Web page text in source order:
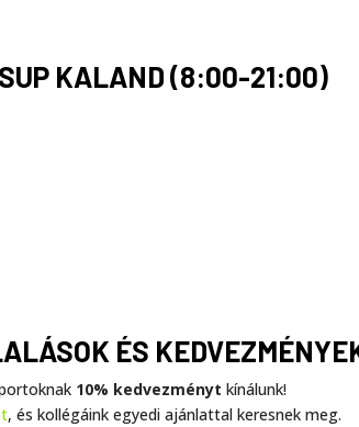
KALAND (8:00-21:00)
ÉS
10% kedvezményt kínálunk!
, és kollégáink egyedi ajánlattal keresnek meg.